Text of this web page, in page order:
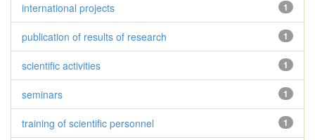
1
international projects
1
publication of results of research
1
scientific activities
1
seminars
1
training of scientific personnel